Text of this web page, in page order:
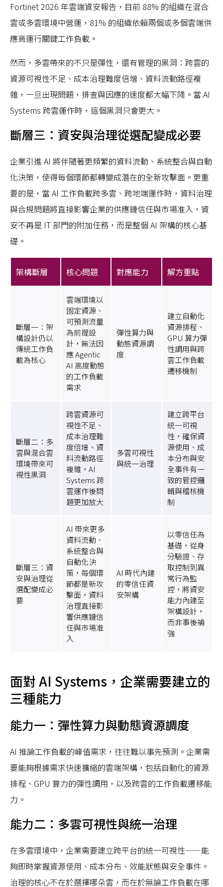
Fortinet 2026 年雲端資安報告，目前 88% 的組織在混合
雲或多雲環境中營運，81% 的組織依賴兩個或多個雲端供
應商運行關鍵工作負載。
然而，多雲帶來的不只是彈性，還有管理的黑洞：跨雲的
資源可視性不足、成本治理難度倍增、資料流動路徑複
雜，一旦出現問題，排查與因應的速度都大幅下降。當 AI
Systems 跨雲運作時，這個黑洞只會更大。
斷層三：資安與治理從選配變成必要
企業引進 AI 將伴隨著更頻繁的資料流動、系統整合與自動
化決策，使得每個環節都轉變成潛在的全新攻擊面。更重
要的是，當 AI 工作負載跨多雲、跨地端運作時，資料治理
與合規問題將直接影響企業的供應鏈信任與市場准入，資
安不再是 IT 部門的附加任務，而是整個 AI 架構的核心基
礎。
架構斷層 核心問題 對應能力 解方重點
斷層一：架
構設計仍以
傳統工作負
載為核心
雲端環境以
固定資源、
可預測流量
為前提設
計，無法因
應 Agentic
AI 高度動態
的工作負載
需求
彈性算力與
動態資源調
度
建立自動化
資源排程、
GPU 算力彈
性調用與跨
雲工作負載
遷移機制
斷層二：多
雲與混合雲
環境帶來可
視性黑洞
跨雲資源可
視性不足、
成本治理難
度倍增、資
料流動路徑
複雜，AI
Systems 跨
雲運作後問
題更加放大
多雲可視性
與統一治理
建立跨平台
統一可視
性，確保資
源使用、成
本分布與安
全事件有一
致的管控邏
輯與稽核機
制
斷層三：資
安與治理從
選配變成必
要
AI 帶來更多
資料流動、
系統整合與
自動化決
策，每個環
節都是新攻
擊面，資料
治理直接影
響供應鏈信
任與市場准
入
AI 時代內建
的零信任資
安架構
以零信任為
基礎，從身
分驗證、存
取控制到異
常行為監
控，將資安
能力內建至
架構設計，
而非事後補
強
面對 AI Systems，企業需要建立的
三種能力
能力一：彈性算力與動態資源調度
AI 推論工作負載的峰值需求，往往難以事先預測。企業需
要能夠根據需求快速擴縮的雲端架構，包括自動化的資源
排程、GPU 算力的彈性調用，以及跨雲的工作負載遷移能
力。
能力二：多雲可視性與統一治理
在多雲環境中，企業需要建立跨平台的統一可視性——能
夠即時掌握資源使用、成本分布、效能狀態與安全事件。
治理的核心不在於選擇哪朵雲，而在於無論工作負載在哪